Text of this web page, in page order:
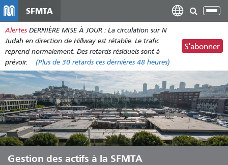
contenu
principal
SFMTA
Alertes DERNIÈRE MISE À JOUR : La circulation sur N
Judah en direction de Hillway est rétablie. Le trafic
reprend normalement. Des retards résiduels sont à
prévoir.
(Plus de 30 retards ces dernières 48 heures)
S'abonner
Gestion des actifs à la SFMTA